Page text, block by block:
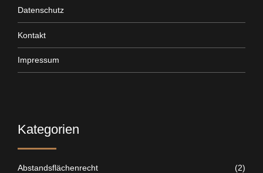
Datenschutz
Kontakt
Impressum
Kategorien
Abstandsflächenrecht (2)